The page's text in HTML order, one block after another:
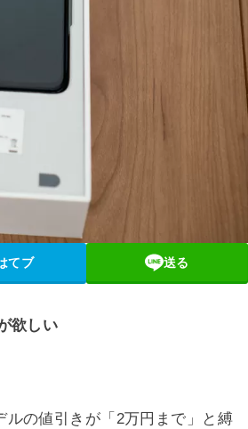
てブ 送る
欲しい
の値引きが「2万円まで」と縛